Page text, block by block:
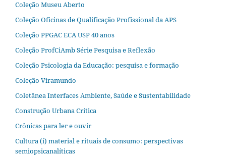
Coleção Museu Aberto
Coleção Oficinas de Qualificação Profissional da APS
Coleção PPGAC ECA USP 40 anos
Coleção ProfCiAmb Série Pesquisa e Reflexão
Coleção Psicologia da Educação: pesquisa e formação
Coleção Viramundo
Coletânea Interfaces Ambiente, Saúde e Sustentabilidade
Construção Urbana Crítica
Crônicas para ler e ouvir
Cultura (i) material e rituais de consumo: perspectivas
semiopsicanalíticas